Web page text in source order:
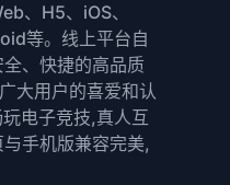
、H5、iOS、
等。线上平台自
、快捷的高品质
大用户的喜爱和认
电子竞技,真人互
手机版兼容完美,